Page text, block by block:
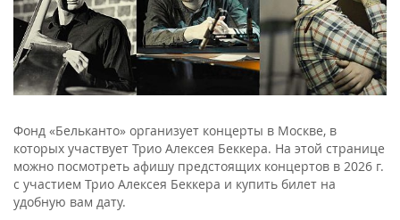
Фонд «Бельканто» организует концерты в Москве, в
которых участвует Трио Алексея Беккера. На этой странице
можно посмотреть афишу предстоящих концертов в 2026 г.
с участием Трио Алексея Беккера и купить билет на
удобную вам дату.